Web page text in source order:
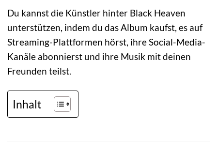
Du kannst die Künstler hinter Black Heaven
unterstützen, indem du das Album kaufst, es auf
Streaming-Plattformen hörst, ihre Social-Media-
Kanäle abonnierst und ihre Musik mit deinen
Freunden teilst.
Inhalt